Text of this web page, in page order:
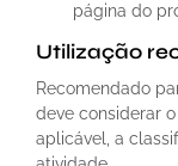
página do
Utilização
Recomendado
deve considerar
aplicável, a